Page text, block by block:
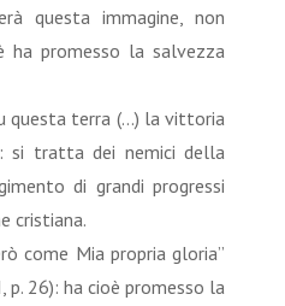
questa immagine, non
ha promesso la salvezza
questa terra (...) la vittoria
si tratta dei nemici della
di grandi progressi
cristiana.
come Mia propria gloria”
p. 26): ha cioè promesso la